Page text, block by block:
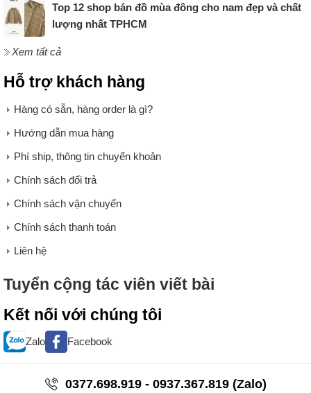
Top 12 shop bán đồ mùa đông cho nam đẹp và chất
lượng nhất TPHCM
Xem tất cả
Hỗ trợ khách hàng
Hàng có sẵn, hàng order là gì?
Hướng dẫn mua hàng
Phí ship, thông tin chuyển khoản
Chính sách đổi trả
Chính sách vận chuyển
Chính sách thanh toán
Liên hệ
Tuyển cộng tác viên viết bài
Kết nối với chúng tôi
Zalo Facebook
0377.698.919 - 0937.367.819 (Zalo)